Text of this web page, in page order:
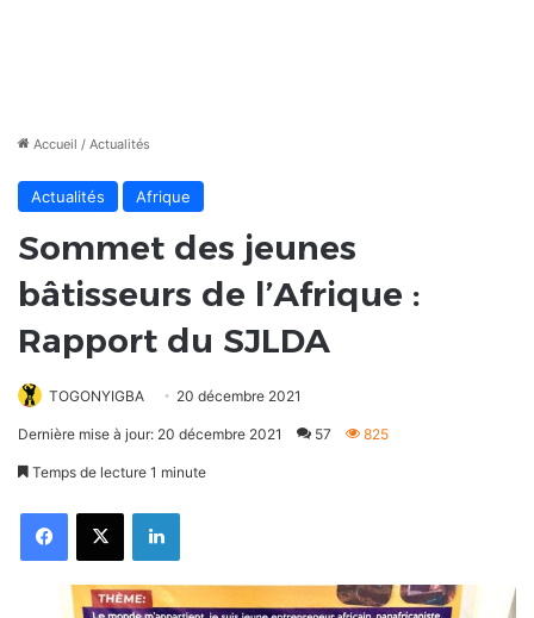
Accueil / Actualités
Actualités Afrique
Sommet des jeunes
bâtisseurs de l’Afrique :
Rapport du SJLDA
TOGONYIGBA 20 décembre 2021
Dernière mise à jour: 20 décembre 2021 57 825
Temps de lecture 1 minute
FacebookX Linkedin